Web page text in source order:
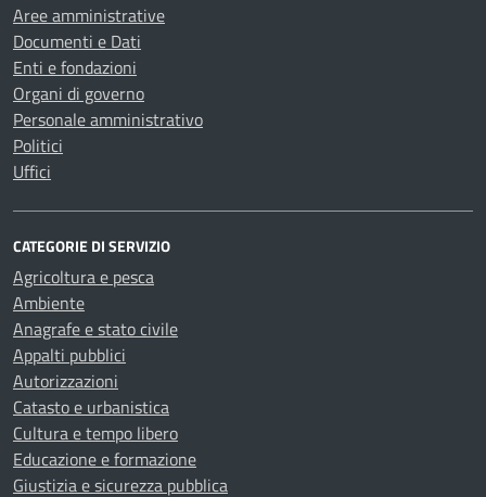
Aree amministrative
Documenti e Dati
Enti e fondazioni
Organi di governo
Personale amministrativo
Politici
Uffici
CATEGORIE DI SERVIZIO
Agricoltura e pesca
Ambiente
Anagrafe e stato civile
Appalti pubblici
Autorizzazioni
Catasto e urbanistica
Cultura e tempo libero
Educazione e formazione
Giustizia e sicurezza pubblica